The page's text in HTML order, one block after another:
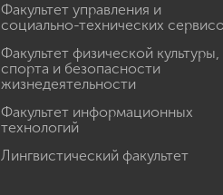
Факультет управления и
социально-технических
Факультет физической культуры,
спорта и безопасности
жизнедеятельности
Факультет информационных
технологий
Лингвистический факультет